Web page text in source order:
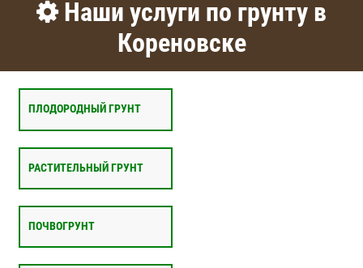
Наши услуги по грунту в
Кореновске
ПЛОДОРОДНЫЙ ГРУНТ
РАСТИТЕЛЬНЫЙ ГРУНТ
ПОЧВОГРУНТ